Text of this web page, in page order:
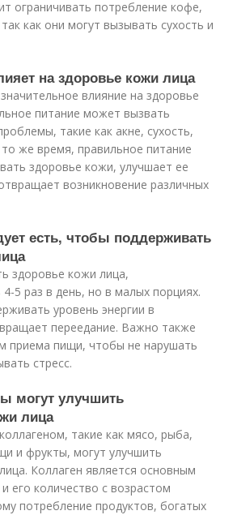
ограничивать потребление кофе,
как они могут вызывать сухость и
на здоровье кожи лица
влияние на здоровье
питание может вызвать
такие как акне, сухость,
же время, правильное питание
здоровье кожи, улучшает ее
возникновение различных
есть, чтобы поддерживать
здоровье кожи лица,
5 раз в день, но в малых порциях.
уровень энергии в
переедание. Важно также
приема пищи, чтобы не нарушать
стресс.
могут улучшить
лица
такие как мясо, рыба,
и фрукты, могут улучшить
Коллаген является основным
его количество с возрастом
потребление продуктов, богатых